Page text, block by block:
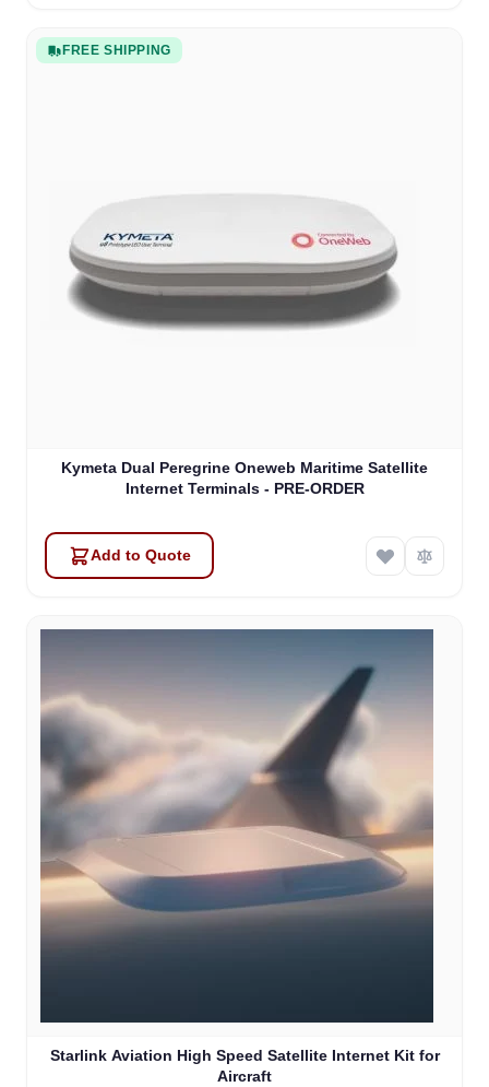
FREE SHIPPING
Kymeta Dual Peregrine Oneweb Maritime Satellite
Internet Terminals - PRE-ORDER
Add to Quote
Starlink Aviation High Speed Satellite Internet Kit for
Aircraft